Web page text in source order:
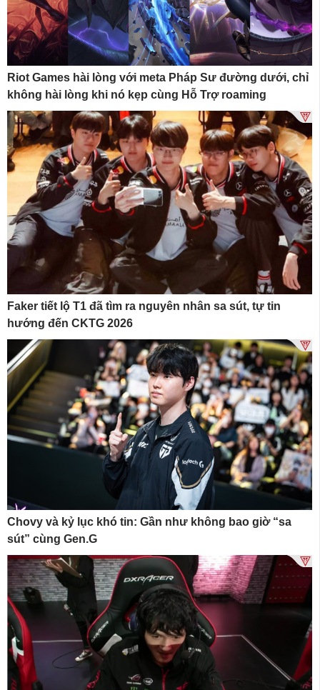
Riot Games hài lòng với meta Pháp Sư đường dưới, chỉ
không hài lòng khi nó kẹp cùng Hỗ Trợ roaming
Faker tiết lộ T1 đã tìm ra nguyên nhân sa sút, tự tin
hướng đến CKTG 2026
Chovy và kỷ lục khó tin: Gần như không bao giờ “sa
sút” cùng Gen.G